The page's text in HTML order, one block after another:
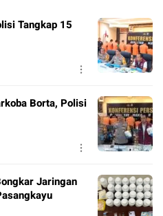
Tangkap 15
Borta, Polisi
Jaringan